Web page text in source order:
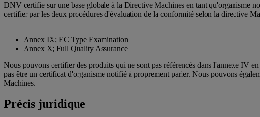
DNV certifie sur une base globale à la Directive Machines en tant qu'organisme
certifier par les deux procédures d'évaluation de la conformité selon la directive
Annex IX; EC Type Examination
Annex X; Full Quality Assurance
Nous pouvons certifier des produits qui ne sont pas référencés dans l'annexe IV
pas être un certificat d'organisme notifié à proprement parler. Nous pouvons
Machines.
Précis juridique